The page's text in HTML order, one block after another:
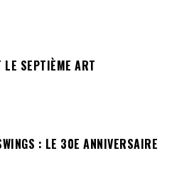
LE SEPTIÈME ART
: LE 30E ANNIVERSAIRE